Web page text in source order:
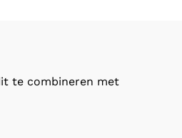
te combineren met